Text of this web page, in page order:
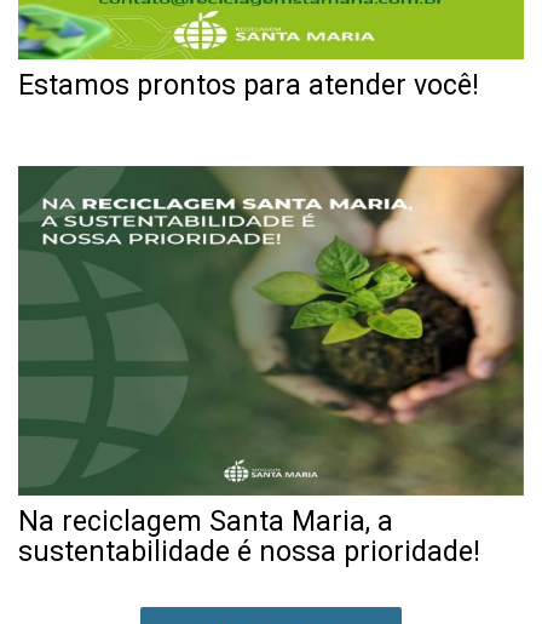
Estamos prontos para atender você!
Na reciclagem Santa Maria, a
sustentabilidade é nossa prioridade!